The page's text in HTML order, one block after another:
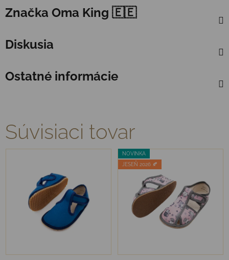
Značka Oma King 🇪🇪
Diskusia
Ostatné informácie
Súvisiaci tovar
NOVINKA
JESEŇ 2026 🍂